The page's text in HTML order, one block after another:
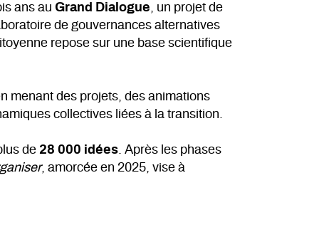
ans au Grand Dialogue, un projet de
de gouvernances alternatives
repose sur une base scientifique
menant des projets, des animations
collectives liées à la transition.
de 28 000 idées. Après les phases
, amorcée en 2025, vise à